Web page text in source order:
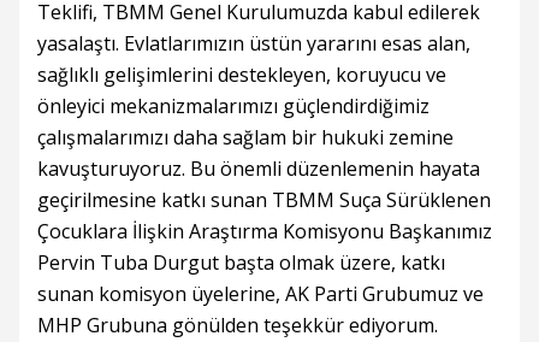
Teklifi, TBMM Genel Kurulumuzda kabul edilerek
yasalaştı. Evlatlarımızın üstün yararını esas alan,
sağlıklı gelişimlerini destekleyen, koruyucu ve
önleyici mekanizmalarımızı güçlendirdiğimiz
çalışmalarımızı daha sağlam bir hukuki zemine
kavuşturuyoruz. Bu önemli düzenlemenin hayata
geçirilmesine katkı sunan TBMM Suça Sürüklenen
Çocuklara İlişkin Araştırma Komisyonu Başkanımız
Pervin Tuba Durgut başta olmak üzere, katkı
sunan komisyon üyelerine, AK Parti Grubumuz ve
MHP Grubuna gönülden teşekkür ediyorum.